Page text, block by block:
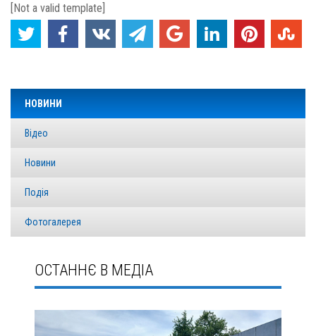
[Not a valid template]
НОВИНИ
Відео
Новини
Подія
Фотогалерея
ОСТАННЄ В МЕДІА